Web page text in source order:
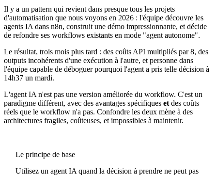
Il y a un pattern qui revient dans presque tous les projets
d'automatisation que nous voyons en 2026 : l'équipe découvre les
agents IA dans n8n, construit une démo impressionnante, et décide
de refondre ses workflows existants en mode "agent autonome".
Le résultat, trois mois plus tard : des coûts API multipliés par 8, des
outputs incohérents d'une exécution à l'autre, et personne dans
l'équipe capable de déboguer pourquoi l'agent a pris telle décision à
14h37 un mardi.
L'agent IA n'est pas une version améliorée du workflow. C'est un
paradigme différent, avec des avantages spécifiques et des coûts
réels que le workflow n'a pas. Confondre les deux mène à des
architectures fragiles, coûteuses, et impossibles à maintenir.
Le principe de base
Utilisez un agent IA quand la décision à prendre ne peut pas